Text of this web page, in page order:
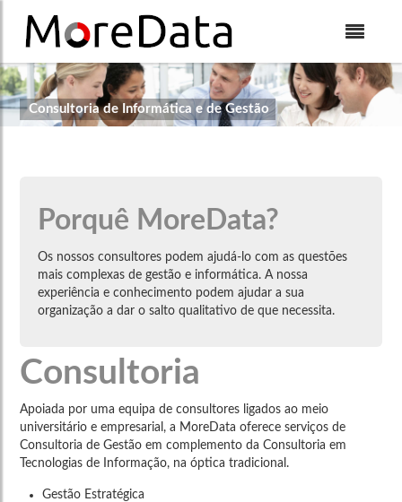
Consultoria de Informática e de Gestão
Porquê MoreData?
Os nossos consultores podem ajudá-lo com as questões
mais complexas de gestão e informática. A nossa
experiência e conhecimento podem ajudar a sua
organização a dar o salto qualitativo de que necessita.
Consultoria
Apoiada por uma equipa de consultores ligados ao meio
universitário e empresarial, a MoreData oferece serviços de
Consultoria de Gestão em complemento da Consultoria em
Tecnologias de Informação, na óptica tradicional.
Gestão Estratégica